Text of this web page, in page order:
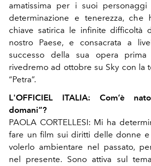
amatissima per i suoi
determinazione e tenerezza, che
chiave satirica le infinite difficoltà
nostro Paese, e consacrata a
successo della sua opera
rivedremo ad ottobre su Sky con la
“Petra”.
L'OFFICIEL ITALIA: Com’è
domani”?
PAOLA CORTELLESI: Mi ha
fare un film sui diritti delle donne e
volerlo ambientare nel passato,
nel presente. Sono attiva sul